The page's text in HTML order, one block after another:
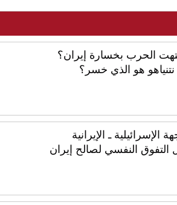
الحرب بخسارة إيران؟
هو الذي خسر؟
الإسرائيلية ـ الإيرانية
التفوق النفسي لصالح إيران